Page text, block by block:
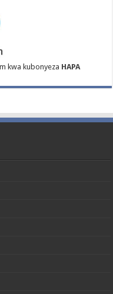
kwa kubonyeza HAPA